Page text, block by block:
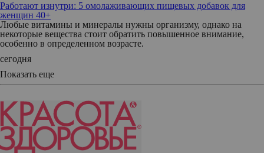
Работают изнутри: 5 омолаживающих пищевых добавок для
женщин 40+
Любые витамины и минералы нужны организму, однако на
некоторые вещества стоит обратить повышенное внимание,
особенно в определенном возрасте.
сегодня
Показать еще